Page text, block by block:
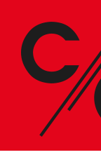
springen